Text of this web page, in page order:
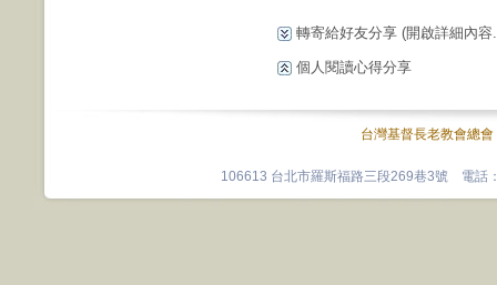
轉寄給好友分享 (開啟詳細內容
個人閱讀心得分享
台灣基督長老教會總會
106613 台北市羅斯福路三段269巷3號 電